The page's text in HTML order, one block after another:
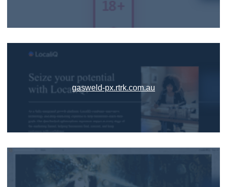
gasweld-px.rtrk.com.au